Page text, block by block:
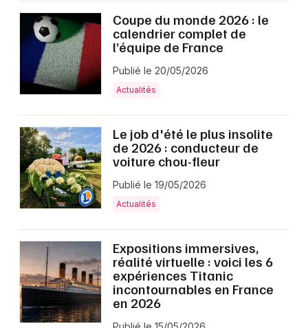
Coupe du monde 2026 : le
calendrier complet de
l’équipe de France
Publié le 20/05/2026
Actualités
Le job d'été le plus insolite
de 2026 : conducteur de
voiture chou-fleur
Publié le 19/05/2026
Actualités
Expositions immersives,
réalité virtuelle : voici les 6
expériences Titanic
incontournables en France
en 2026